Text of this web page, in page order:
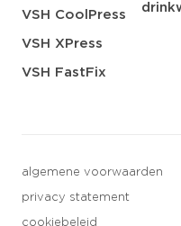
VSH CoolPress
VSH XPress
VSH FastFix
algemene voorwaarden
privacy statement
cookiebeleid